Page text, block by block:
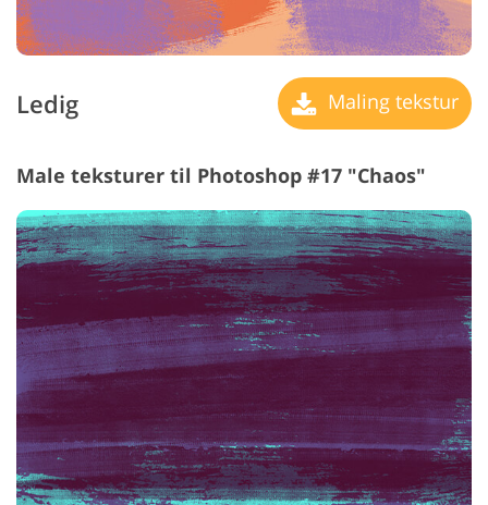
Ledig Maling tekstur
Male teksturer til Photoshop #17 "Chaos"